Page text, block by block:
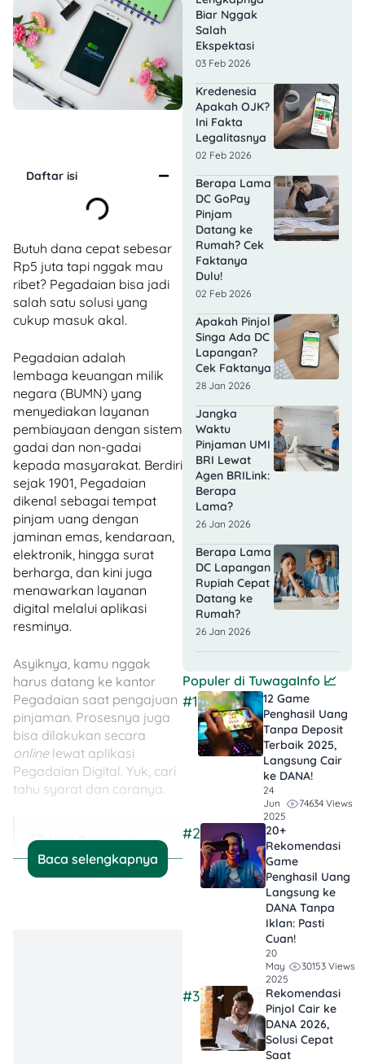
Daftar isi
Butuh dana cepat sebesar
Rp5 juta tapi nggak mau
ribet? Pegadaian bisa jadi
salah satu solusi yang
cukup masuk akal.
Pegadaian adalah
lembaga keuangan milik
negara (BUMN) yang
menyediakan layanan
pembiayaan dengan sistem
gadai dan non-gadai
kepada masyarakat. Berdiri
sejak 1901, Pegadaian
dikenal sebagai tempat
pinjam uang dengan
jaminan emas, kendaraan,
elektronik, hingga surat
berharga, dan kini juga
menawarkan layanan
digital melalui aplikasi
resminya.
Asyiknya, kamu nggak
harus datang ke kantor
Pegadaian saat pengajuan
pinjaman. Prosesnya juga
bisa dilakukan secara
onlinelewat aplikasi
Pegadaian Digital. Yuk, cari
tahu syarat dan caranya.
💡Jadi Poinnya…
Banyak Pilihan
Baca selengkapnya
Biar Nggak
Salah
Ekspektasi
03 Feb 2026
Kredenesia
Apakah OJK?
Ini Fakta
Legalitasnya
02 Feb 2026
Berapa Lama
DC GoPay
Pinjam
Datang ke
Rumah? Cek
Faktanya
Dulu!
02 Feb 2026
Apakah Pinjol
Singa Ada DC
Lapangan?
Cek Faktanya
28 Jan 2026
Jangka
Waktu
Pinjaman UMI
BRI Lewat
Agen BRILink:
Berapa
Lama?
26 Jan 2026
Berapa Lama
DC Lapangan
Rupiah Cepat
Datang ke
Rumah?
26 Jan 2026
Populer di TuwagaInfo 📈
#1
12 Game
Penghasil Uang
Tanpa Deposit
Terbaik 2025,
Langsung Cair
ke DANA!
24
Jun
2025
74634 Views
#2
20+
Rekomendasi
Game
Penghasil Uang
Langsung ke
DANA Tanpa
Iklan​: Pasti
Cuan!
20
May
2025
30153 Views
#3
Rekomendasi
Pinjol Cair ke
DANA 2026,
Solusi Cepat
Saat